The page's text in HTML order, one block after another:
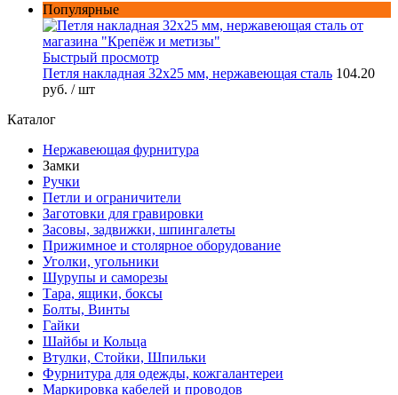
Популярные
Быстрый просмотр
Петля накладная 32х25 мм, нержавеющая сталь 104.20
руб. / шт
Каталог
Нержавеющая фурнитура
Замки
Ручки
Петли и ограничители
Заготовки для гравировки
Засовы, задвижки, шпингалеты
Прижимное и столярное оборудование
Уголки, угольники
Шурупы и саморезы
Тара, ящики, боксы
Болты, Винты
Гайки
Шайбы и Кольца
Втулки, Стойки, Шпильки
Фурнитура для одежды, кожгалантереи
Маркировка кабелей и проводов